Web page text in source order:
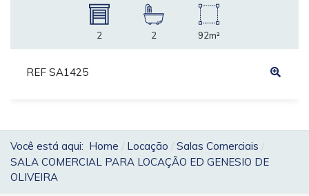
2 2 92m²
REF SA1425
Você está aqui: Home Locação
Salas Comerciais
SALA COMERCIAL PARA LOCAÇÃO ED GENESIO DE
OLIVEIRA